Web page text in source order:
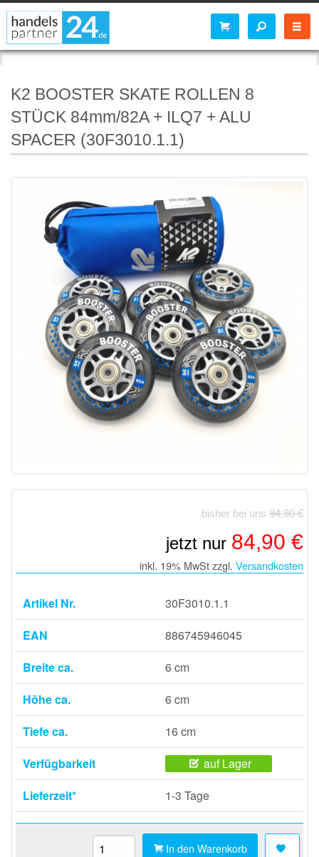
K2 BOOSTER SKATE ROLLEN 8
STÜCK 84mm/82A + ILQ7 + ALU
SPACER (30F3010.1.1)
bisher bei uns 94,90 €
jetzt nur 84,90 €
inkl. 19% MwSt zzgl. Versandkosten
Artikel Nr.
30F3010.1.1
EAN
886745946045
Breite ca.
6 cm
Höhe ca.
6 cm
Tiefe ca.
16 cm
Verfügbarkeit
auf Lager
Lieferzeit*
1-3 Tage
In den Warenkorb